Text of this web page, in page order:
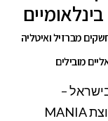
מברזיל ואיטליה
מובילים
–
FETISH. קבוצת MANIA